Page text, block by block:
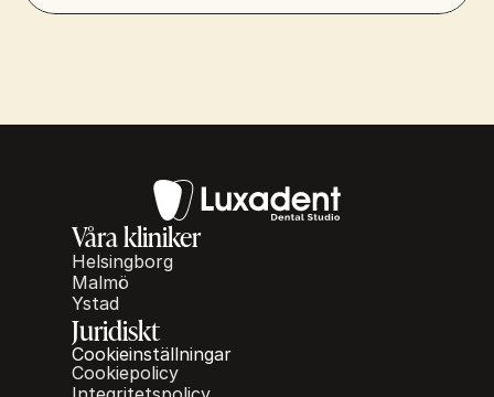
Våra kliniker
Helsingborg
Malmö
Ystad
Juridiskt
Cookieinställningar
Cookiepolicy